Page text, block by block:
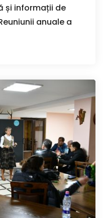
și informații de
anuale a